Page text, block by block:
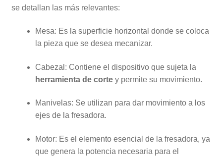
se detallan las más relevantes:
Mesa: Es la superficie horizontal donde se coloca
la pieza que se desea mecanizar.
Cabezal: Contiene el dispositivo que sujeta la
herramienta de cortey permite su movimiento.
Manivelas: Se utilizan para dar movimiento a los
ejes de la fresadora.
Motor: Es el elemento esencial de la fresadora, ya
que genera la potencia necesaria para el